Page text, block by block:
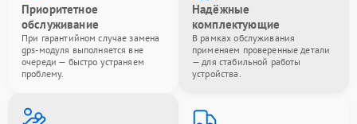
Приоритетное
обслуживание
При гарантийном случае замена
gps-модуля выполняется вне
очереди — быстро устраняем
проблему.
Надёжные
комплектующие
В рамках обслуживания
применяем проверенные детали
— для стабильной работы
устройства.